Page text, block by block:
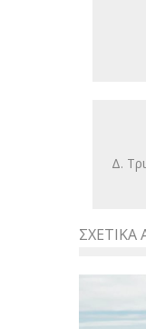
Δ.
ΣΧΕΤΙΚΆ